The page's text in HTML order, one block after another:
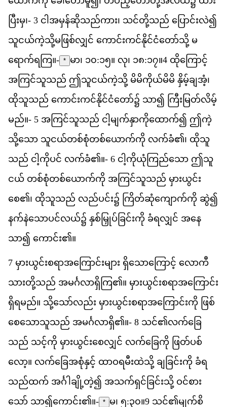
ပမှ၊- 3 င အမနဆသညကား၊ သငတသည ပငလဲ၍
သငယကသမ ဖစလင ကငကငနငငတသ မ
ရကရ ကြ။- * မာ၊ ၁၀:၁၅။ လု၊ ၁၈:၁၇။4 ထကင
အ ကငသသည ဤသငယကသ မမကယမမ နမခအံ့၊
ထသသည ကငကငနငငတော်၌ သာ၍ က မတလမ
မည်။- 5 အ ကငသသည င မကနကထက်၍ ဤက
သသ သငယတစစတစယကက လကခံ၏၊ ထသ
သည င ကပင လကခံ၏။- 6 င ကယ ကညသ ဤသ
ငယ တစစတစယကက အ ကငသသည မယင
စေ၏၊ ထသသည လညပင်း၌ ကတဆကကက ဆွဲ၍
နကနသပငလယ်၌ နစ မပ ခငက ခရလင အန
သာ၍ ကင်း၏။
7 မယငစရအကငမ ရသကင လက
သတသည အမငလရ ကြ၏။ မယငစရအကင
ရရမည်။ သသလည မယငစရအကငက ဖစ
စသသသည အမငလရှိ၏။- 8 သင်၏​လကခ
သည သငက မယငစလင လကခက ဖတပစ
လော့။ လကခအစနင ထဝရမထသ ခ ခငက ခရ
သညထက အင ခ တဲ့၍ အသကရင ခငသ ဝငစ
သ သာ၍​ကင်း၏။- * မ၊ ၅:၃၀။9 သင်၏​မကစ